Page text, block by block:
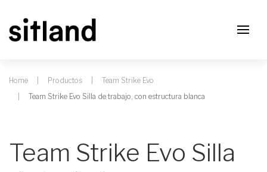
Home Productos
Team Strike Evo
Team Strike Evo Silla de trabajo, con estructura blanca
Team Strike Evo Silla